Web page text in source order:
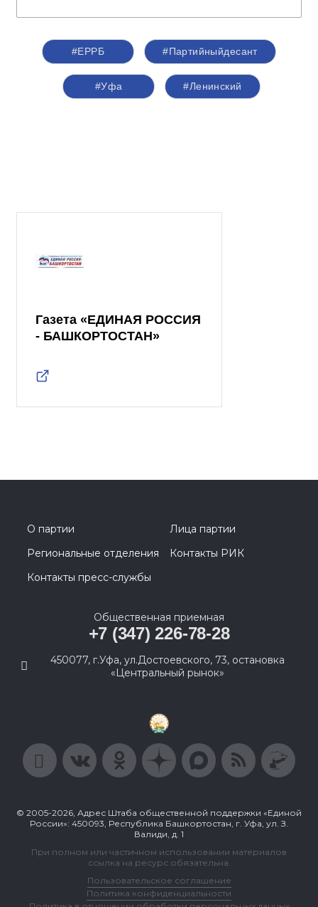
#ЕРРБ #Партийныйдесант
#Уфа #Ленинский
Газета «ЕДИНАЯ РОССИЯ
- БАШКОРТОСТАН»
О партии
Лица партии
Региональные отделения
Контакты РИК
Контакты пресс-службы
Общественная приемная
+7 (347) 226-78-28
450077, г.Уфа, ул.Достоевского, 73, остановка
«Центральный рынок»
© 2005-2026, Адрес Штаба общественной поддержки «Единой
России»: 450093, Республика Башкортостан, г. Уфа, ул. З.
Валиди, д. 1
При полном или частичном использовании материалов
ссылка на ресурс обязательна.
Пользовательское соглашение
Политика конфиденциальности